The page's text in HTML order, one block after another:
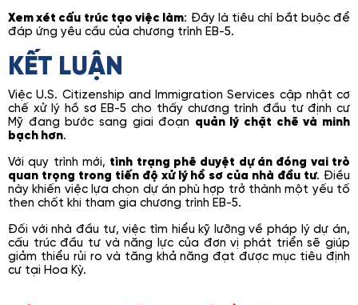
Xem xét cấu trúc tạo việc làm: Đây là tiêu chí bắt buộc để
đáp ứng yêu cầu của chương trình EB-5.
KẾT LUẬN
Việc U.S. Citizenship and Immigration Services cập nhật cơ
chế xử lý hồ sơ EB-5 cho thấy chương trình đầu tư định cư
Mỹ đang bước sang giai đoạn quản lý chặt chẽ và minh
bạch hơn.
Với quy trình mới, tình trạng phê duyệt dự án đóng vai trò
quan trọng trong tiến độ xử lý hồ sơ của nhà đầu tư. Điều
này khiến việc lựa chọn dự án phù hợp trở thành một yếu tố
then chốt khi tham gia chương trình EB-5.
Đối với nhà đầu tư, việc tìm hiểu kỹ lưỡng về pháp lý dự án,
cấu trúc đầu tư và năng lực của đơn vị phát triển sẽ giúp
giảm thiểu rủi ro và tăng khả năng đạt được mục tiêu định
cư tại Hoa Kỳ.